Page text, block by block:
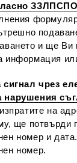
и ще Ви
сигнал чрез
нарушения
на
ще потвърди
номер и
номер.